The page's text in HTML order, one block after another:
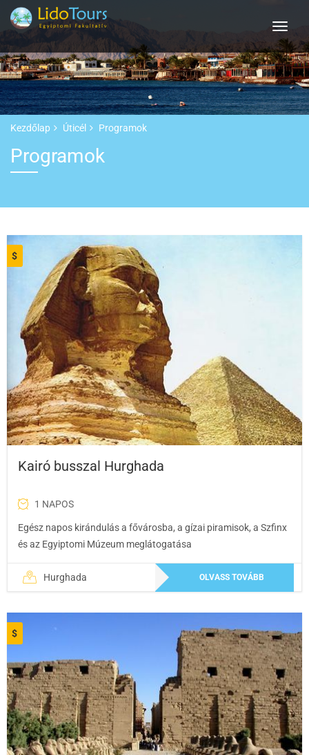
Kezdőlap Úticél Programok
Programok
$
Kairó busszal Hurghada
1 NAPOS
Egész napos kirándulás a fővárosba, a gízai piramisok, a Szfinx
és az Egyiptomi Múzeum meglátogatása
Hurghada OLVASS TOVÁBB
$